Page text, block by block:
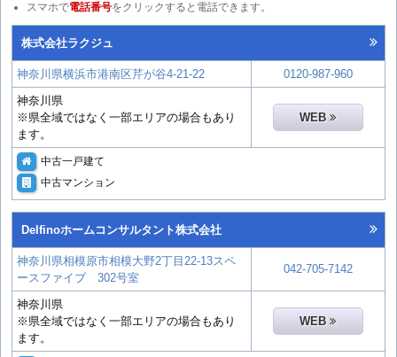
スマホで電話番号をクリックすると電話できます。
株式会社ラクジュ
神奈川県横浜市港南区芹が谷4-21-22
0120-987-960
神奈川県
※県全域ではなく一部エリアの場合もあり
ます。
WEB
中古一戸建て
中古マンション
Delfinoホームコンサルタント株式会社
神奈川県相模原市相模大野2丁目22-13スペ
ースファイブ 302号室
042-705-7142
神奈川県
※県全域ではなく一部エリアの場合もあり
ます。
WEB